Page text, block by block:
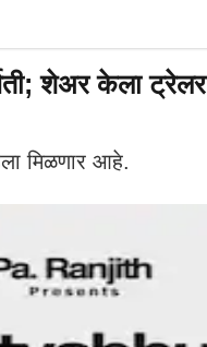
शेअर केला ट्रेलर
मिळणार आहे.